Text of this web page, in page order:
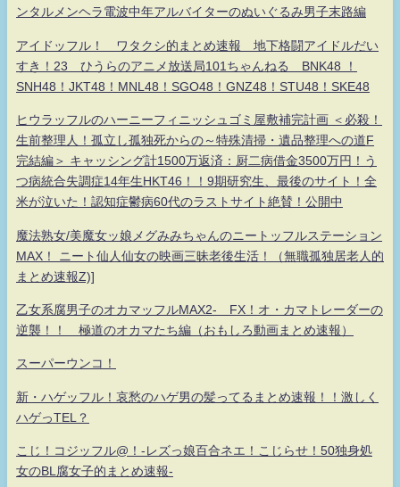
ンタルメンヘラ電波中年アルバイターのぬいぐるみ男子末路編
アイドッフル！ ワタクシ的まとめ速報 地下格闘アイドルだい
すき！23 ひうらのアニメ放送局101ちゃんねる BNK48 ！
SNH48！JKT48！MNL48！SGO48！GNZ48！STU48！SKE48
ヒウラッフルのハーニーフィニッシュゴミ屋敷補完計画 ＜必殺！
生前整理人！孤立し孤独死からの～特殊清掃・遺品整理への道F
完結編＞ キャッシング計1500万返済：厨二病借金3500万円！う
つ病統合失調症14年生HKT46！！9期研究生、最後のサイト！全
米が泣いた！認知症鬱病60代のラストサイト絶賛！公開中
魔法熟女/美魔女ッ娘メグみみちゃんのニートッフルステーション
MAX！ ニート仙人仙女の映画三昧老後生活！（無職孤独居老人的
まとめ速報Z)]
乙女系腐男子のオカマッフルMAX2- FX！オ・カマトレーダーの
逆襲！！ 極道のオカマたち編（おもしろ動画まとめ速報）
スーパーウンコ！
新・ハゲッフル！哀愁のハゲ男の髪ってるまとめ速報！！激しく
ハゲっTEL？
こじ！コジッフル@！-レズっ娘百合ネエ！こじらせ！50独身処
女のBL腐女子的まとめ速報-